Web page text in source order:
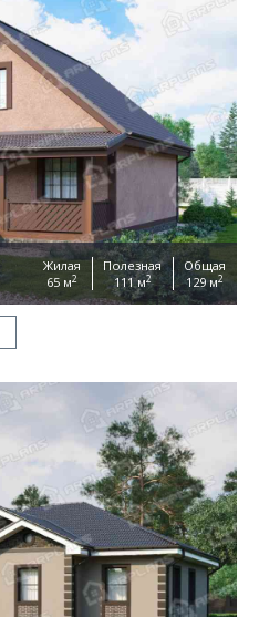
Жилая
65 м2
Полезная
111 м2
Общая
129 м2